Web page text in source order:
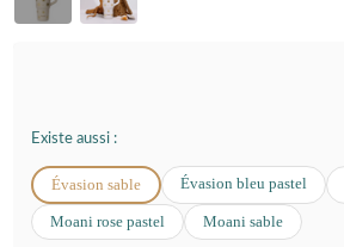
Existe aussi :
Évasion sable Évasion bleu pastel
Moani rose pastel Moani sable